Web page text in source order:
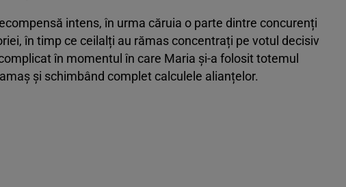
intens, în urma căruia o parte dintre concurenți
în timp ce ceilalți au rămas concentrați pe votul decisiv
în momentul în care Maria și-a folosit totemul
și schimbând complet calculele alianțelor.